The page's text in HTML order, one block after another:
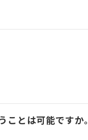
とは可能ですか。